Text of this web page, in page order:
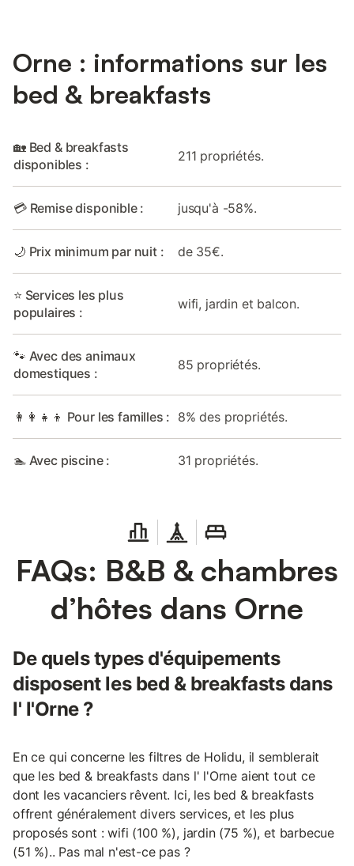
Orne : informations sur les
bed & breakfasts
🏡 Bed & breakfasts
disponibles :
211 propriétés.
💳 Remise disponible : jusqu'à -58%.
🌙 Prix minimum par nuit : de 35€.
⭐ Services les plus
populaires :
wifi, jardin et balcon.
🐾 Avec des animaux
domestiques :
85 propriétés.
👩‍👩‍👧‍👦 Pour les familles : 8% des propriétés.
🏊 Avec piscine : 31 propriétés.
FAQs: B&B & chambres
d’hôtes dans Orne
De quels types d'équipements
disposent les bed & breakfasts dans
l' l'Orne ?
En ce qui concerne les filtres de Holidu, il semblerait
que les bed & breakfasts dans l' l'Orne aient tout ce
dont les vacanciers rêvent. Ici, les bed & breakfasts
offrent généralement divers services, et les plus
proposés sont : wifi (100 %), jardin (75 %), et barbecue
(51 %).. Pas mal n'est-ce pas ?